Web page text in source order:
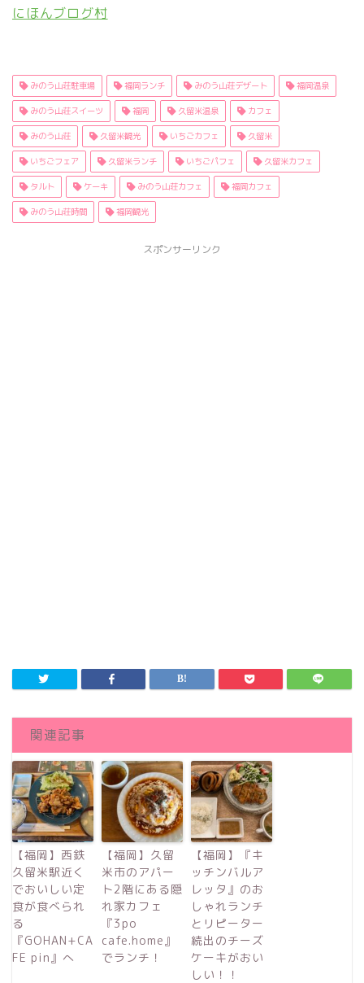
にほんブログ村
みのう山荘駐車場 福岡ランチ みのう山荘デザート 福岡温泉
みのう山荘スイーツ 福岡 久留米温泉 カフェ
みのう山荘 久留米観光 いちごカフェ 久留米
いちごフェア 久留米ランチ いちごパフェ 久留米カフェ
タルト ケーキ みのう山荘カフェ 福岡カフェ
みのう山荘時間 福岡観光
スポンサーリンク
関連記事
【福岡】西鉄
久留米駅近く
でおいしい定
食が食べられ
る
『GOHAN+CA
FE pin』へ
【福岡】久留
米市のアパー
ト2階にある隠
れ家カフェ
『3po
cafe.home』
でランチ！
【福岡】『キ
ッチンバルア
レッタ』のお
しゃれランチ
とリピーター
続出のチーズ
ケーキがおい
しい！！